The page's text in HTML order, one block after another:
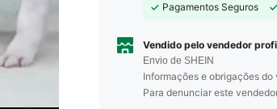
Pagamentos Seguros
Vendido pelo vendedor
Envio de SHEIN
Informações e obrigações do
Para denunciar este